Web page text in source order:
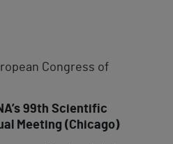
Congress of
99th Scientific
Meeting (Chicago)